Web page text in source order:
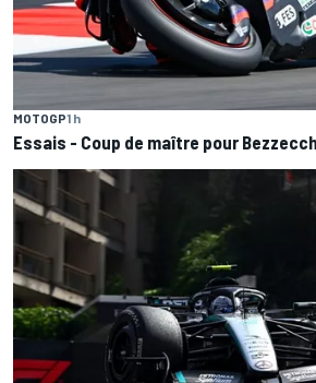
MOTOGP1 h
Essais - Coup de maître pour